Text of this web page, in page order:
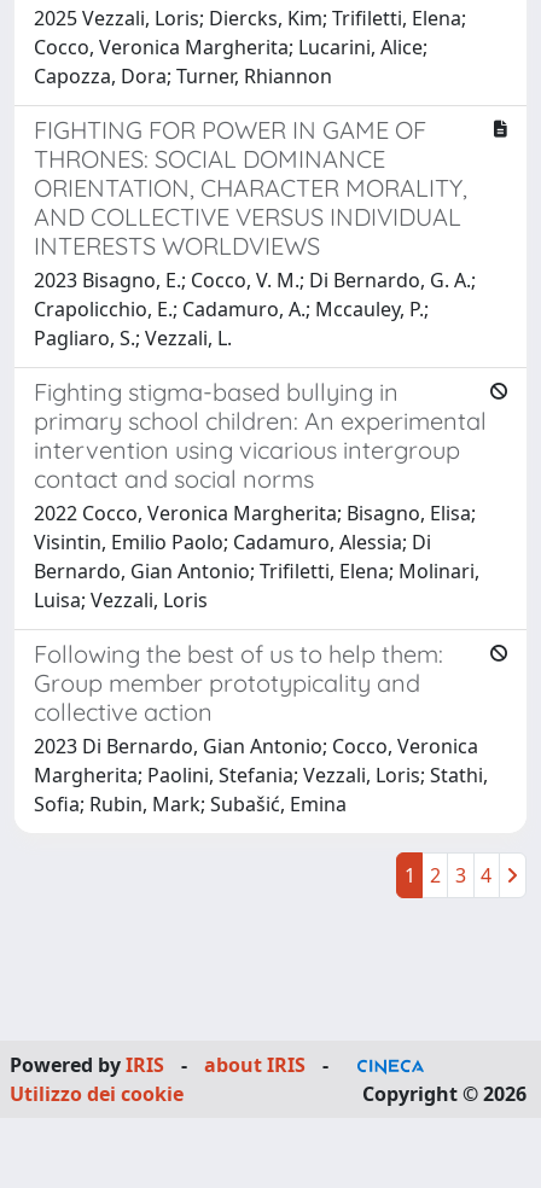
2025 Vezzali, Loris; Diercks, Kim; Trifiletti, Elena;
Cocco, Veronica Margherita; Lucarini, Alice;
Capozza, Dora; Turner, Rhiannon
FIGHTING FOR POWER IN GAME OF
THRONES: SOCIAL DOMINANCE
ORIENTATION, CHARACTER MORALITY,
AND COLLECTIVE VERSUS INDIVIDUAL
INTERESTS WORLDVIEWS
2023 Bisagno, E.; Cocco, V. M.; Di Bernardo, G. A.;
Crapolicchio, E.; Cadamuro, A.; Mccauley, P.;
Pagliaro, S.; Vezzali, L.
Fighting stigma-based bullying in
primary school children: An experimental
intervention using vicarious intergroup
contact and social norms
2022 Cocco, Veronica Margherita; Bisagno, Elisa;
Visintin, Emilio Paolo; Cadamuro, Alessia; Di
Bernardo, Gian Antonio; Trifiletti, Elena; Molinari,
Luisa; Vezzali, Loris
Following the best of us to help them:
Group member prototypicality and
collective action
2023 Di Bernardo, Gian Antonio; Cocco, Veronica
Margherita; Paolini, Stefania; Vezzali, Loris; Stathi,
Sofia; Rubin, Mark; Subašić, Emina
1 2 3 4
Powered byIRIS - about IRIS
-
Utilizzo dei cookie
Copyright © 2026